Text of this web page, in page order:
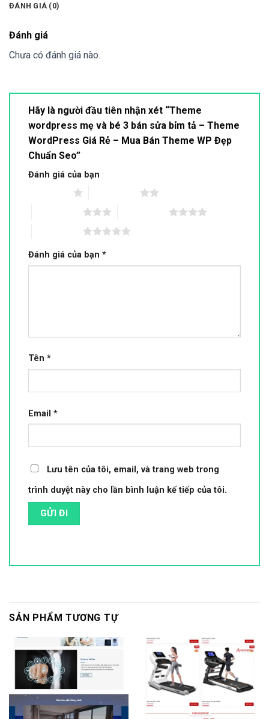
ĐÁNH GIÁ (0)
Đánh giá
Chưa có đánh giá nào.
Hãy là người đầu tiên nhận xét “Theme
wordpress mẹ và bé 3 bán sửa bỉm tả – Theme
WordPress Giá Rẻ – Mua Bán Theme WP Đẹp
Chuẩn Seo”
Đánh giá của bạn
Đánh giá của bạn *
Tên *
Email *
Lưu tên của tôi, email, và trang web trong
trình duyệt này cho lần bình luận kế tiếp của tôi.
SẢN PHẨM TƯƠNG TỰ